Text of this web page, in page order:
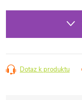
Dotaz k produktu